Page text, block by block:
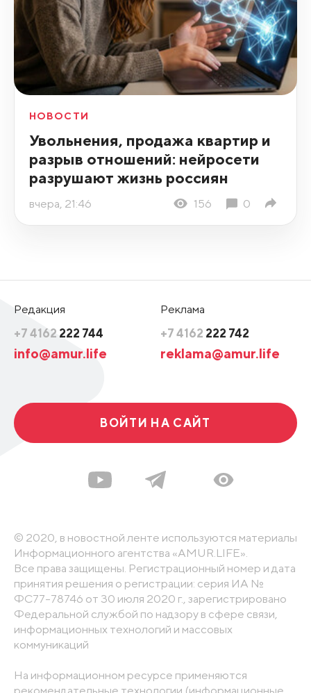
НОВОСТИ
Увольнения, продажа квартир и
разрыв отношений: нейросети
разрушают жизнь россиян
вчера, 21:46 156 0
Редакция
+7 4162 222 744
info@amur.life
Реклама
+7 4162 222 742
reklama@amur.life
ВОЙТИ НА САЙТ
© 2020, в новостной ленте используются материалы
Информационного агентства «AMUR.LIFE».
Все права защищены. Регистрационный номер и дата
принятия решения о регистрации: серия ИА №
ФС77-78746 от 30 июля 2020 г., зарегистрировано
Федеральной службой по надзору в сфере связи,
информационных технологий и массовых
коммуникаций
На информационном ресурсе применяются